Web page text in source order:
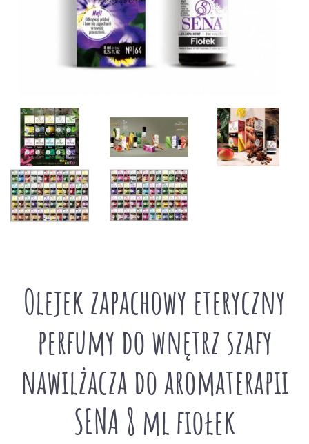
Olejek zapachowy eteryczny
perfumy do wnętrz szafy
nawilżacza do aromaterapii
SENA 8 ml fiołek